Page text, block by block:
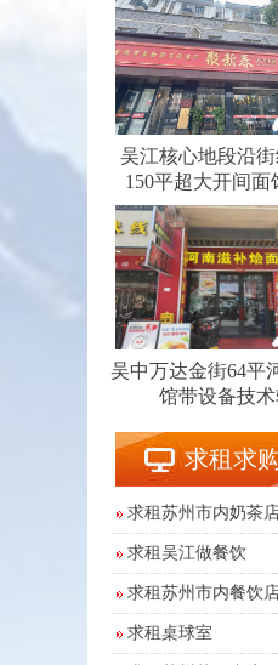
吴江核心地段沿
150平超大开间面
吴中万达金街64平
馆带设备技
求租求
求租苏州市内奶茶
求租吴江做餐饮
求租苏州市内餐饮
求租桌球室